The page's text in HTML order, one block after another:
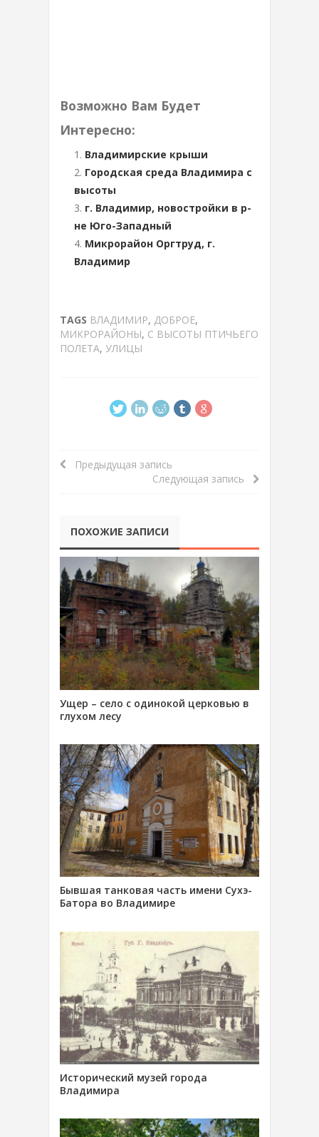
Возможно Вам Будет
Интересно:
Владимирские крыши
Городская среда Владимира с
высоты
г. Владимир, новостройки в р-
не Юго-Западный
Микрорайон Оргтруд, г.
Владимир
TAGS ВЛАДИМИР, ДОБРОЕ,
МИКРОРАЙОНЫ, С ВЫСОТЫ ПТИЧЬЕГО
ПОЛЕТА, УЛИЦЫ
Предыдущая запись
Следующая запись
ПОХОЖИЕ ЗАПИСИ
Ущер – село с одинокой церковью в
глухом лесу
Бывшая танковая часть имени Сухэ-
Батора во Владимире
Исторический музей города
Владимира